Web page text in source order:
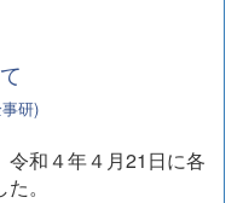
研)
和４年４月21日に各
。